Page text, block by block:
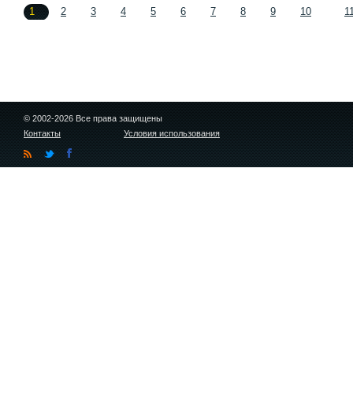
1 2 3 4 5 6 7 8 9 10
© 2002-2026 Все права защищены
Контакты
Условия использования